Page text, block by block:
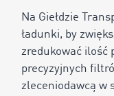
Na Giełdzie
ładunki, by
zredukować ilość
precyzyjnych
zleceniodawcą w